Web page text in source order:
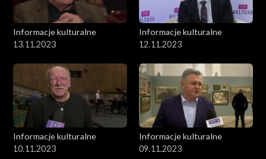
Informacje kulturalne
13.11.2023
Informacje kulturalne
12.11.2023
Informacje kulturalne
10.11.2023
Informacje kulturalne
09.11.2023